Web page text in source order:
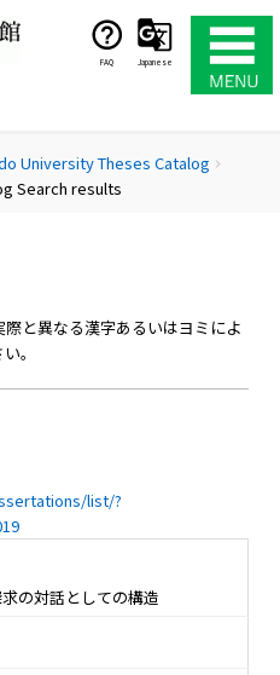
FAQ Japanese
University Theses Catalog chevron_right
Search results
と異なる漢字あるいはヨミによ
。
list/?
の対話としての構造